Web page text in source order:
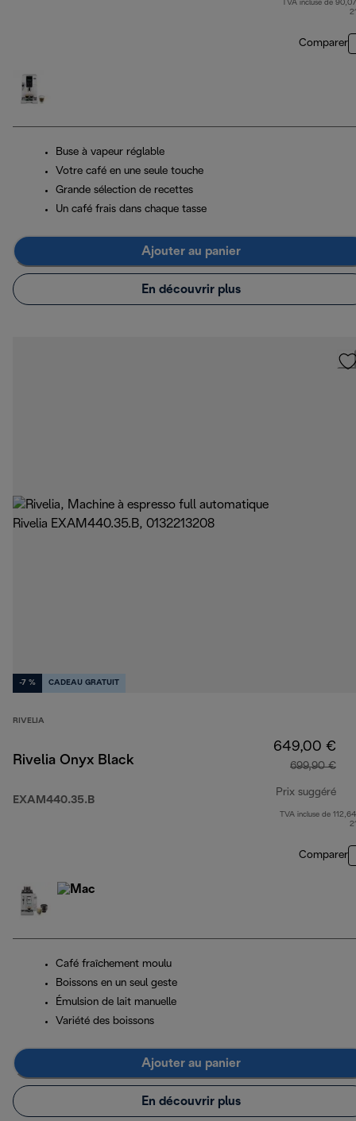
TVA incluse de
Comparer
Buse à vapeur réglable
Votre café en une seule touche
Grande sélection de recettes
Un café frais dans chaque tasse
Ajouter au panier
En découvrir plus
-7 % CADEAU GRATUIT
RIVELIA
Rivelia Onyx Black
EXAM440.35.B
649,00 €
699,90 €
Prix suggéré
TVA incluse de
Comparer
Café fraîchement moulu
Boissons en un seul geste
Émulsion de lait manuelle
Variété des boissons
Ajouter au panier
En découvrir plus